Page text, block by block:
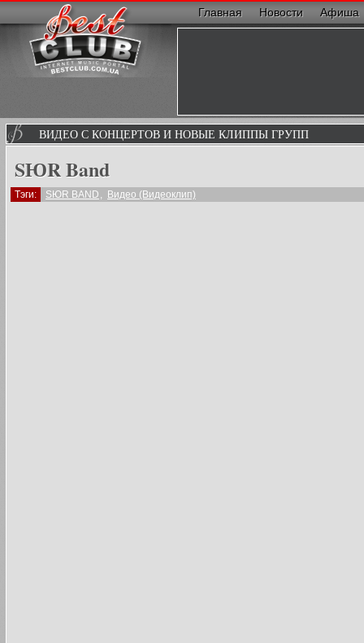
Главная Новости Афиша
ВИДЕО С КОНЦЕРТОВ И НОВЫЕ КЛИППЫ ГРУПП
SЮR Band
Тэги: SЮR BAND , Видео (Видеоклип)